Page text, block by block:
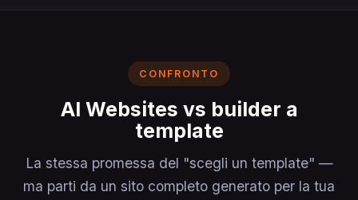
CONFRONTO
AI Websites vs builder a
template
La stessa promessa del "scegli un template" —
ma parti da un sito completo generato per la tua